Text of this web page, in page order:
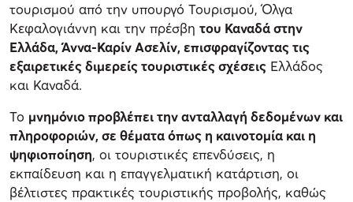
τουρισμού από την υπουργό Τουρισμού, Όλγα
Κεφαλογιάννη και την πρέσβη του Καναδά στην
Ελλάδα, Άννα-Καρίν Ασελίν, επισφραγίζοντας τις
εξαιρετικές διμερείς τουριστικές σχέσεις Ελλάδος
και Καναδά.
Το μνημόνιο προβλέπει την ανταλλαγή δεδομένων και
πληροφοριών, σε θέματα όπως η καινοτομία και η
ψηφιοποίηση, οι τουριστικές επενδύσεις, η
εκπαίδευση και η επαγγελματική κατάρτιση, οι
βέλτιστες πρακτικές τουριστικής προβολής, καθώς